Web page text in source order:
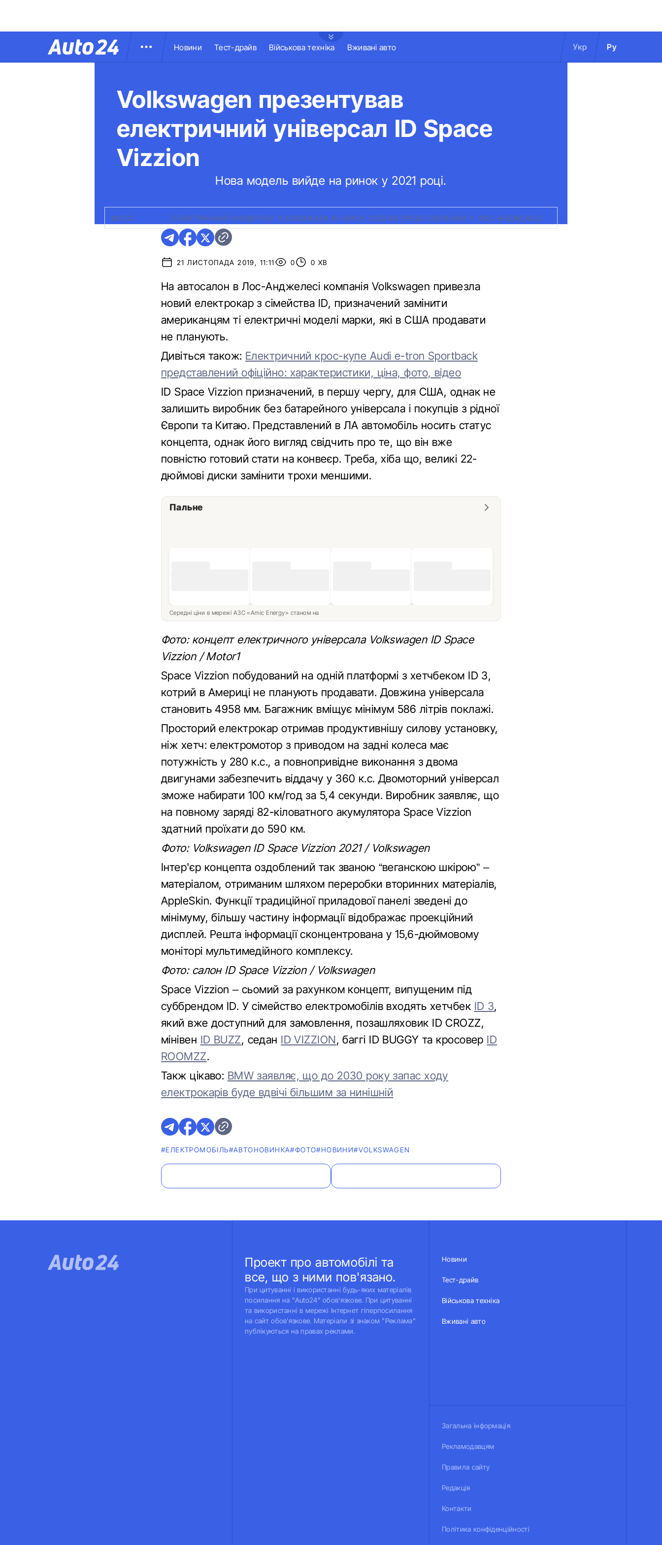
Новини Тест-драйв Військова техніка Вживані авто Укр Ру
Volkswagen презентував
електричний універсал ID Space
Vizzion
Нова модель вийде на ринок у 2021 році.
ФОТО: ЕЛЕКТРИЧНИЙ УНІВЕРСАЛ VOLKSWAGEN ID SPACE VIZZION ПРЕДСТАВЛЕНИЙ У ЛОС-АНДЖЕЛЕСІ
21 ЛИСТОПАДА 2019, 11:11 0 0 ХВ
На автосалон в Лос-Анджелесі компанія Volkswagen привезла
новий електрокар з сімейства ID, призначений замінити
американцям ті електричні моделі марки, які в США продавати
не планують.
Дивіться також: Електричний крос-купе Audi e-tron Sportback
представлений офіційно: характеристики, ціна, фото, відео
ID Space Vizzion призначений, в першу чергу, для США, однак не
залишить виробник без батарейного універсала і покупців з рідної
Європи та Китаю. Представлений в ЛА автомобіль носить статус
концепта, однак його вигляд свідчить про те, що він вже
повністю готовий стати на конвеєр. Треба, хіба що, великі 22-
дюймові диски замінити трохи меншими.
Пальне
Середні ціни в мережі АЗС «Amic Energy» станом на
Фото: концепт електричного універсала Volkswagen ID Space
Vizzion / Motor1
Space Vizzion побудований на одній платформі з хетчбеком ID 3,
котрий в Америці не планують продавати. Довжина універсала
становить 4958 мм. Багажник вміщує мінімум 586 літрів поклажі.
Просторий електрокар отримав продуктивнішу силову установку,
ніж хетч: електромотор з приводом на задні колеса має
потужність у 280 к.с., а повнопривідне виконання з двома
двигунами забезпечить віддачу у 360 к.с. Двомоторний універсал
зможе набирати 100 км/год за 5,4 секунди. Виробник заявляє, що
на повному заряді 82-кіловатного акумулятора Space Vizzion
здатний проїхати до 590 км.
Фото: Volkswagen ID Space Vizzion 2021 / Volkswagen
Інтер'єр концепта оздоблений так званою “веганскою шкірою” –
матеріалом, отриманим шляхом переробки вторинних матеріалів,
AppleSkin. Функції традиційної приладової панелі зведені до
мінімуму, більшу частину інформації відображає проекційний
дисплей. Решта інформації сконцентрована у 15,6-дюймовому
моніторі мультимедійного комплексу.
Фото: салон ID Space Vizzion / Volkswagen
Space Vizzion – сьомий за рахунком концепт, випущеним під
суббрендом ID. У сімейство електромобілів входять хетчбек ID 3,
який вже доступний для замовлення, позашляховик ID CROZZ,
мінівен ID BUZZ, седан ID VIZZION, баггі ID BUGGY та кросовер ID
ROOMZZ.
Такж цікаво: BMW заявляє, що до 2030 року запас ходу
електрокарів буде вдвічі більшим за нинішній
#ЕЛЕКТРОМОБІЛЬ#АВТОНОВИНКА#ФОТО#НОВИНИ#VOLKSWAGEN
Проект про автомобілі та
все, що з ними пов'язано.
При цитуванні і використанні будь-яких матеріалів
посилання на "Auto24" обов'язкове. При цитуванні
та використанні в мережі Інтернет гіперпосилання
на сайт обов'язкове. Матеріали зі знаком "Реклама"
публікуються на правах реклами.
Новини
Тест-драйв
Військова техніка
Вживані авто
Загальна інформація
Рекламодавцям
Правила сайту
Редакція
Контакти
Політика конфіденційності